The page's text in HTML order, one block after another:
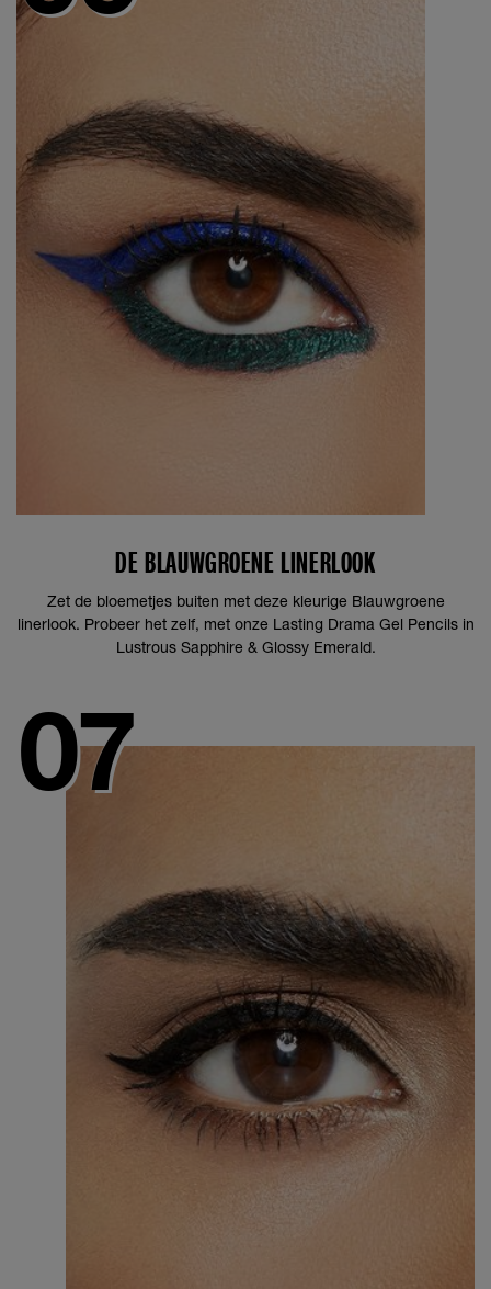
DE BLAUWGROENE LINERLOOK
Zet de bloemetjes buiten met deze kleurige Blauwgroene
linerlook. Probeer het zelf, met onze Lasting Drama Gel Pencils in
Lustrous Sapphire & Glossy Emerald.